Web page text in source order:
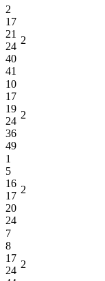
2
17
21
24
40
41
2
10
17
19
24
36
49
2
1
5
16
17
20
24
2
7
8
17
24
2